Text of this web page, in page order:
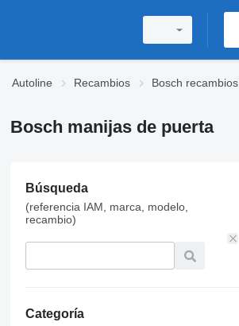
Autoline Recambios Bosch recambios
Bosch manijas de puerta
Búsqueda
(referencia IAM, marca, modelo,
recambio)
Categoría